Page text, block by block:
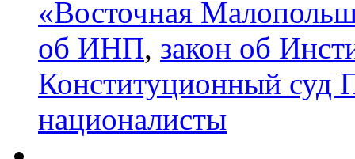
«Восточная
об ИНП, закон об
Конституционный суд
националисты